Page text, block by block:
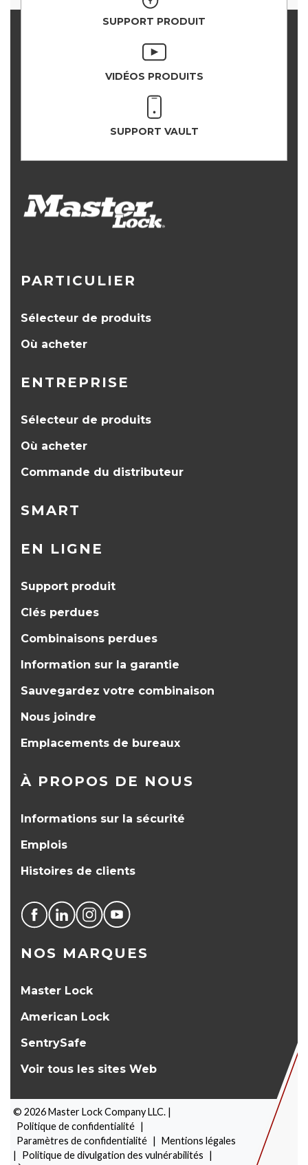
SUPPORT PRODUIT
VIDÉOS PRODUITS
SUPPORT VAULT
PARTICULIER
Sélecteur de produits
Où acheter
ENTREPRISE
Sélecteur de produits
Où acheter
Commande du distributeur
SMART
EN LIGNE
Support produit
Clés perdues
Combinaisons perdues
Information sur la garantie
Sauvegardez votre combinaison
Nous joindre
Emplacements de bureaux
À PROPOS DE NOUS
Informations sur la sécurité
Emplois
Histoires de clients
NOS MARQUES
Master Lock
American Lock
SentrySafe
Voir tous les sites Web
© 2026Master Lock Company LLC. |
Politique de confidentialité |
Paramètres de confidentialité | Mentions légales
|
Politique de divulgation des vulnérabilités |